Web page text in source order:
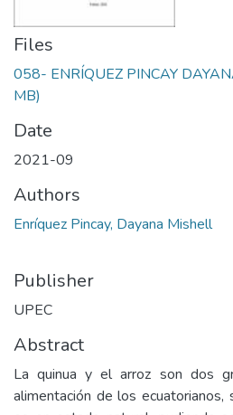
Files
058- ENRÍQUEZ PINCAY
MB)
Date
2021-09
Authors
Enríquez Pincay, Dayana Mishell
Publisher
UPEC
Abstract
La quinua y el arroz son dos
alimentación de los ecuatorianos,